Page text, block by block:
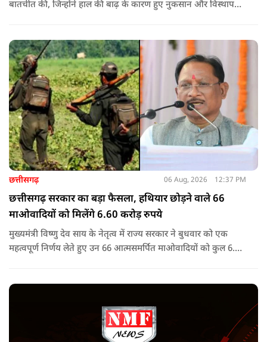
बातचीत की, जिन्होंने हाल की बाढ़ के कारण हुए नुकसान और विस्थापन
छत्तीसगढ़ 06 Aug, 2026 12:37 PM
छत्तीसगढ़ सरकार का बड़ा फैसला, हथियार छोड़ने वाले 66
माओवादियों को मिलेंगे 6.60 करोड़ रुपये
मुख्यमंत्री विष्णु देव साय के नेतृत्व में राज्य सरकार ने बुधवार को एक
महत्वपूर्ण निर्णय लेते हुए उन 66 आत्मसमर्पित माओवादियों को कुल 6.60